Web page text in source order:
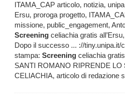
ITAMA_CAP articolo, notizia,
Ersu, proroga progetto,
missione, public_engagement,
Screening celiachia gratis
Dopo il successo ... ://tiny.unipa.it/
stampa: Screening celiachia
SANTI ROMANO RIPRENDE LO
CELIACHIA, articolo di redazione